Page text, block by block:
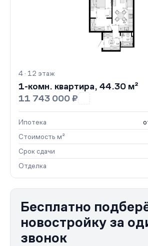
4 · 12 этаж
1-комн. квартира, 44.30 м²
11 743 000 ₽
Ипотека
Стоимость м²
Срок сдачи
Отделка
Бесплатно
новостройку за
звонок